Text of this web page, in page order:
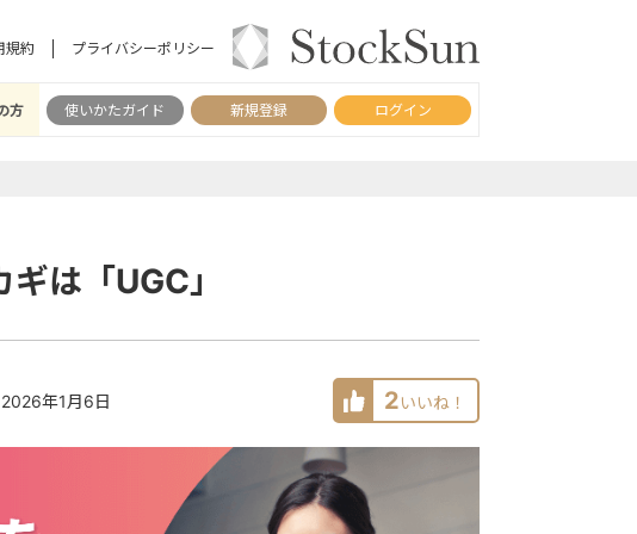
規約 プライバシーポリシー
方 使いかたガイド 新規登録 ログイン
は「UGC」
2026年1月6日 2いいね！